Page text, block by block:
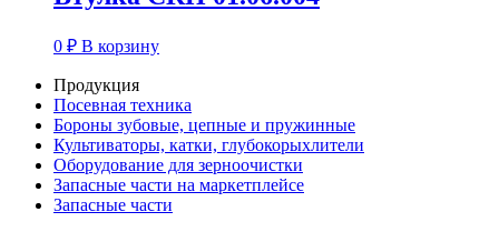
0 ₽ В корзину
Продукция
Посевная техника
Бороны зубовые, цепные и пружинные
Культиваторы, катки, глубокорыхлители
Оборудование для зерноочистки
Запасные части на маркетплейсе
Запасные части